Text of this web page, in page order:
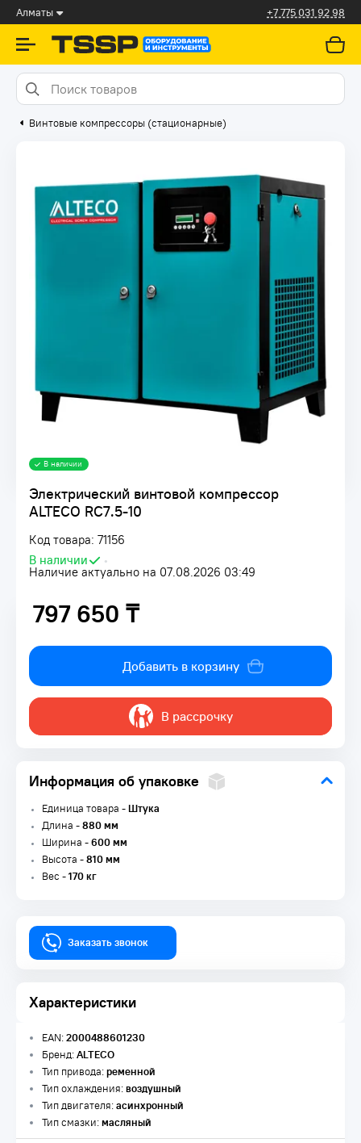
Алматы +7 775 031 92 98
Винтовые компрессоры (стационарные)
Электрический винтовой компрессор
ALTECO RC7.5-10
Код товара: 71156
В наличии
•
Наличие актуально на 07.08.2026 03:49
В наличии
797 650 ₸
797 650 ₸
Добавить в корзину
В рассрочку
Информация об упаковке
Единица товара -Штука
Длина -880 мм
Ширина -600 мм
Высота -810 мм
Вес -170 кг
Заказать звонок
Характеристики
EAN:2000488601230
Бренд:ALTECO
Тип привода:ременной
Тип охлаждения:воздушный
Тип двигателя:асинхронный
Тип смазки:масляный